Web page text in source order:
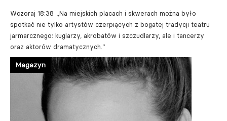
Wczoraj 18:38
„Na miejskich placach i skwerach można było
spotkać nie tylko artystów czerpiących z bogatej tradycji teatru
jarmarcznego: kuglarzy, akrobatów i szczudlarzy, ale i tancerzy
oraz aktorów dramatycznych.”
Magazyn